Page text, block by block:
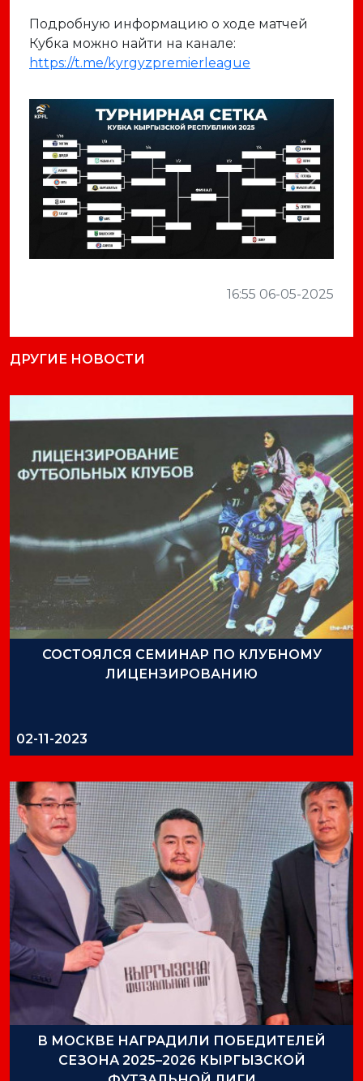
Подробную информацию о ходе матчей
Кубка можно найти на канале:
https://t.me/kyrgyzpremierleague
Previous Next
16:55 06-05-2025
ДРУГИЕ НОВОСТИ
СОСТОЯЛСЯ СЕМИНАР ПО КЛУБНОМУ
ЛИЦЕНЗИРОВАНИЮ
02-11-2023
В МОСКВЕ НАГРАДИЛИ ПОБЕДИТЕЛЕЙ
СЕЗОНА 2025–2026 КЫРГЫЗСКОЙ